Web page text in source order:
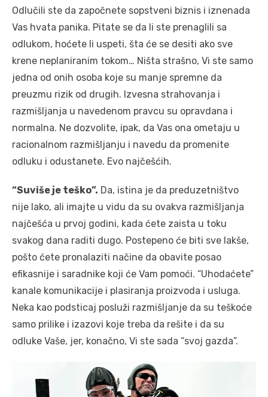
Odlučili ste da započnete sopstveni biznis i iznenada
Vas hvata panika. Pitate se da li ste prenaglili sa
odlukom, hoćete li uspeti, šta će se desiti ako sve
krene neplaniranim tokom… Ništa strašno, Vi ste samo
jedna od onih osoba koje su manje spremne da
preuzmu rizik od drugih. Izvesna strahovanja i
razmišljanja u navedenom pravcu su opravdana i
normalna. Ne dozvolite, ipak, da Vas ona ometaju u
racionalnom razmišljanju i navedu da promenite
odluku i odustanete. Evo najčešćih.
“Suviše je teško”. Da, istina je da preduzetništvo
nije lako, ali imajte u vidu da su ovakva razmišljanja
najčešća u prvoj godini, kada ćete zaista u toku
svakog dana raditi dugo. Postepeno će biti sve lakše,
pošto ćete pronalaziti načine da obavite posao
efikasnije i saradnike koji će Vam pomoći. “Uhodaćete”
kanale komunikacije i plasiranja proizvoda i usluga.
Neka kao podsticaj posluži razmišljanje da su teškoće
samo prilike i izazovi koje treba da rešite i da su
odluke Vaše, jer, konačno, Vi ste sada “svoj gazda”.